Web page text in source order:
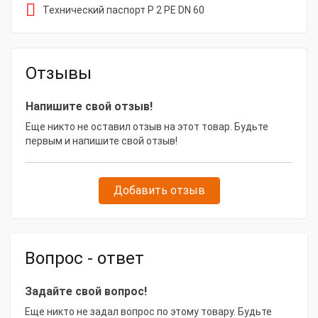
Диаметр, мм
товара
промышленности, стойкий к
Модель товара P 2 PE DN 60
Габаритные размеры и вес
Технический паспорт P 2 PE DN 60
Отзывы
Напишите свой отзыв!
Еще никто не оставил отзыв на этот товар. Будьте
первым и напишите свой отзыв!
Добавить отзыв
Вопрос - ответ
Задайте свой вопрос!
Еще никто не задал вопрос по этому товару. Будьте